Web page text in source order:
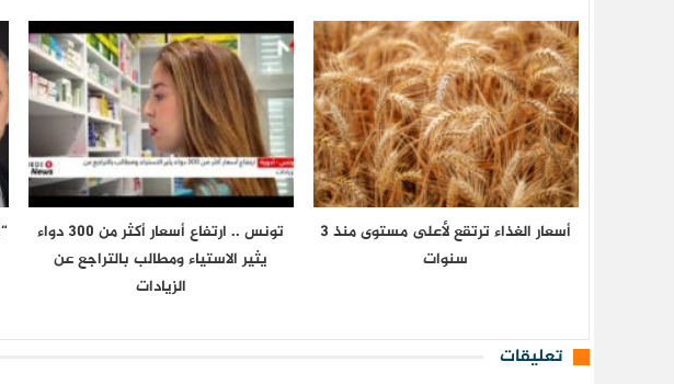
أسعار الغذاء ترتقع لأعلى مستوى منذ 3
سنوات
تونس .. ارتفاع أسعار أكثر من 300 دواء
يثير الاستياء ومطالب بالتراجع عن
الزيادات
تعليقات